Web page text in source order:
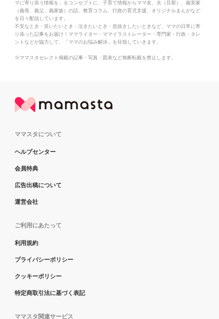
マに寄り添う情報を」をコンセプトに、子育て情報からママ友、夫（旦那）、義実家
（義母、義父、義家族）の話、教育コラム、行政の育児支援、オリジナルまんがなど
を日々配信しています。
不安なとき・笑いたいとき・泣きたいとき・息抜きしたいときなど、ママの日常に寄
り添った記事をお届け！ママライター・ママイラストレーター・専門家・行政・タレ
ントなどが協力して、「ママのお悩み解決」を目指していきます。
※ママスタセレクト掲載の記事・写真・図表など無断転載を禁止します。
ママスタについて
ヘルプセンター
会員特典
広告出稿について
運営会社
ご利用にあたって
利用規約
プライバシーポリシー
クッキーポリシー
特定商取引法に基づく表記
ママスタ関連サービス